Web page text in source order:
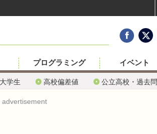
大学生 高校偏差値 公立高校・過去問
プログラミング イベント
advertisement